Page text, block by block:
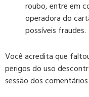
roubo, entre em
operadora do
possíveis fraudes.
Você acredita que
perigos do uso
sessão dos